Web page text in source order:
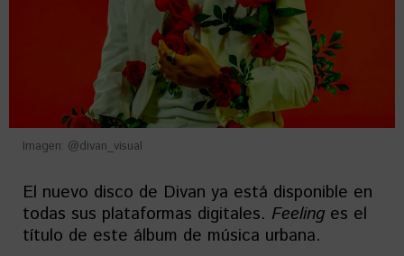
Imagen: @divan_visual
El nuevo disco de Divan ya está disponible en
todas sus plataformas digitales. Feeling es el
título de este álbum de música urbana.